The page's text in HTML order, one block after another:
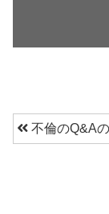
不倫のQ&A